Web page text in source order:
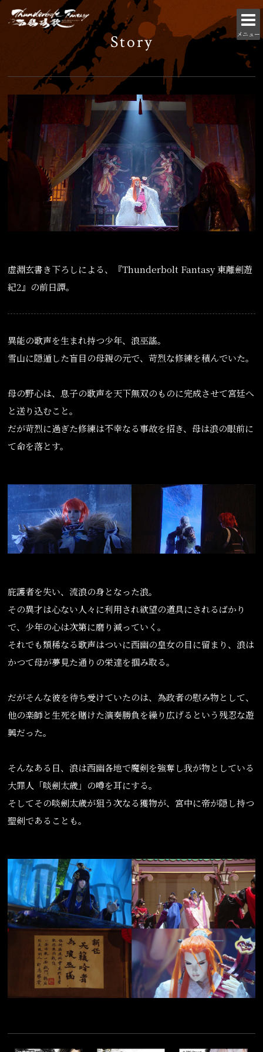
メニュー
Story
虚淵玄書き下ろしによる、『Thunderbolt Fantasy 東離劍遊
紀2』の前日譚。
異能の歌声を生まれ持つ少年、浪巫謠。
雪山に隠遁した盲目の母親の元で、苛烈な修練を積んでいた。
母の野心は、息子の歌声を天下無双のものに完成させて宮廷へ
と送り込むこと。
だが苛烈に過ぎた修練は不幸なる事故を招き、母は浪の眼前に
て命を落とす。
庇護者を失い、流浪の身となった浪。
その異才は心ない人々に利用され欲望の道具にされるばかり
で、少年の心は次第に磨り減っていく。
それでも類稀なる歌声はついに西幽の皇女の目に留まり、浪は
かつて母が夢見た通りの栄達を掴み取る。
だがそんな彼を待ち受けていたのは、為政者の慰み物として、
他の楽師と生死を賭けた演奏勝負を繰り広げるという残忍な遊
興だった。
そんなある日、浪は西幽各地で魔剣を強奪し我が物としている
大罪人「啖劍太歳」の噂を耳にする。
そしてその啖劍太歳が狙う次なる獲物が、宮中に帝が隠し持つ
聖剣であることも。